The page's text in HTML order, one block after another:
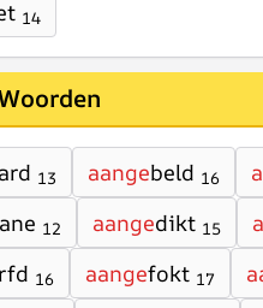
14
13 aangebeld 16
12 aangedikt 15
16 aangefokt 17